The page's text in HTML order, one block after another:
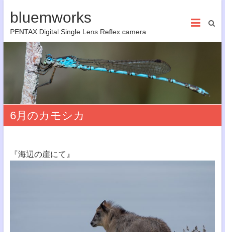
bluemworks
PENTAX Digital Single Lens Reflex camera
6月のカモシカ
『海辺の崖にて』